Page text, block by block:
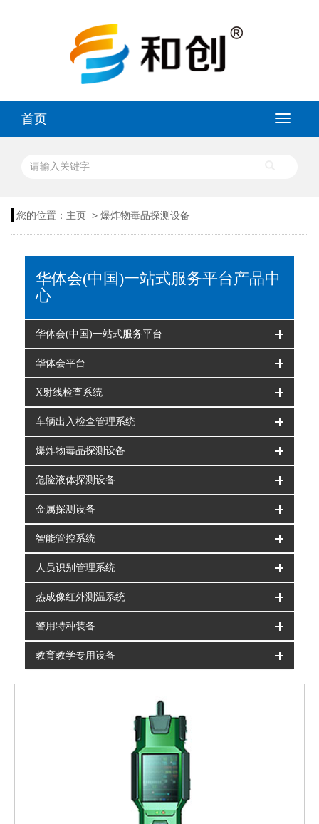
首页
您的位置： 主页 > 爆炸物毒品探测设备
华体会(中国)一站式服务平台产品中
心
华体会(中国)一站式服务平台
华体会平台
X射线检查系统
车辆出入检查管理系统
爆炸物毒品探测设备
危险液体探测设备
金属探测设备
智能管控系统
人员识别管理系统
热成像红外测温系统
警用特种装备
教育教学专用设备